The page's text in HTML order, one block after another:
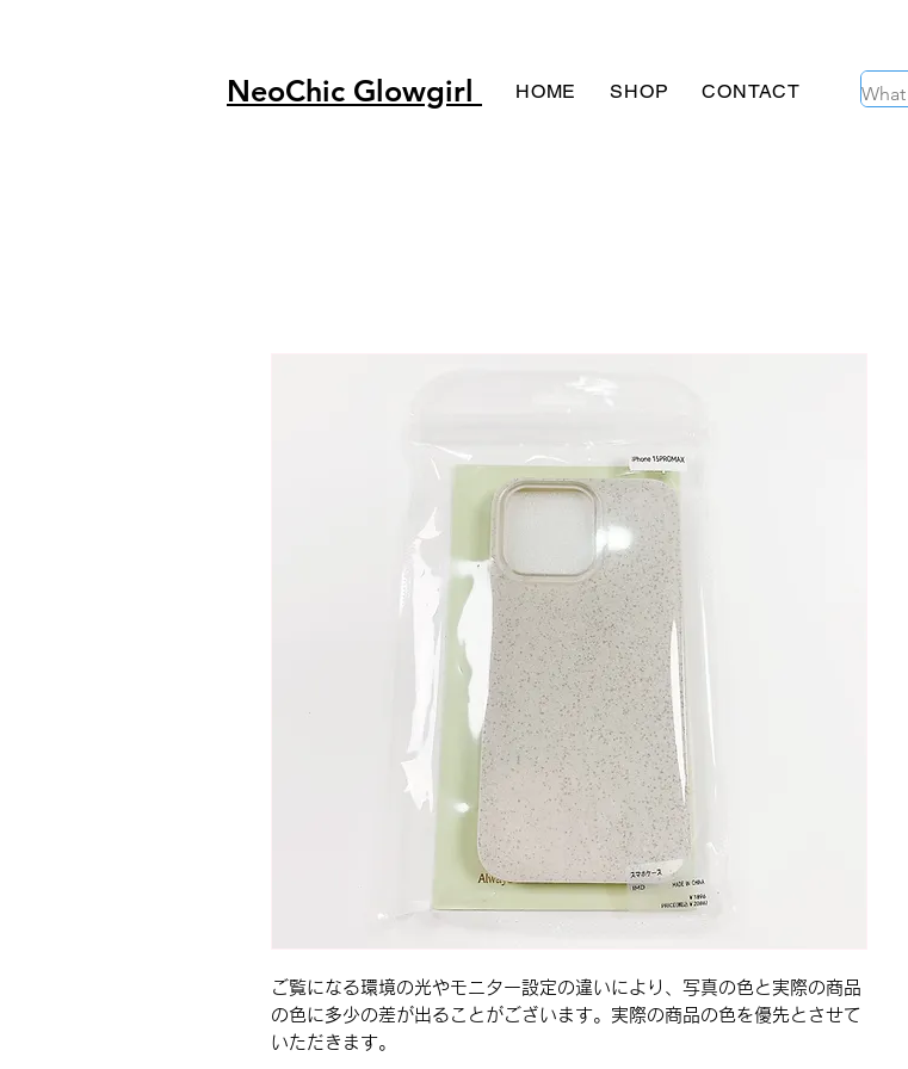
NeoChic Glowgirl HOME SHOP CONTACT
ご覧になる環境の光やモニター設定の違いにより、写真の色と実際の商品
の色に多少の差が出ることがございます。実際の商品の色を優先とさせて
いただきます。